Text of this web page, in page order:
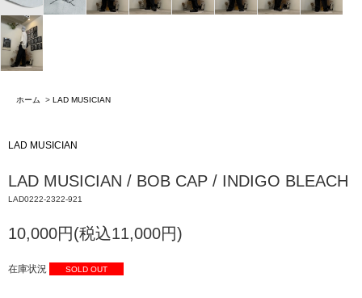
ホーム > LAD MUSICIAN
LAD MUSICIAN
LAD MUSICIAN / BOB CAP / INDIGO BLEACH
LAD0222-2322-921
10,000円(税込11,000円)
在庫状況 SOLD OUT